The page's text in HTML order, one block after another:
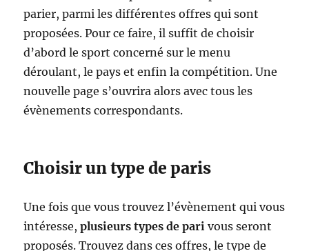
parier, parmi les différentes offres qui sont
proposées. Pour ce faire, il suffit de choisir
d’abord le sport concerné sur le menu
déroulant, le pays et enfin la compétition. Une
nouvelle page s’ouvrira alors avec tous les
évènements correspondants.
Choisir un type de paris
Une fois que vous trouvez l’évènement qui vous
intéresse,plusieurs types de pari vous seront
proposés. Trouvez dans ces offres, le type de